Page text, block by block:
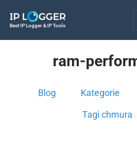
Best IP Logger & IP Tools
ram-
Blog Kategorie
Tagi chmura